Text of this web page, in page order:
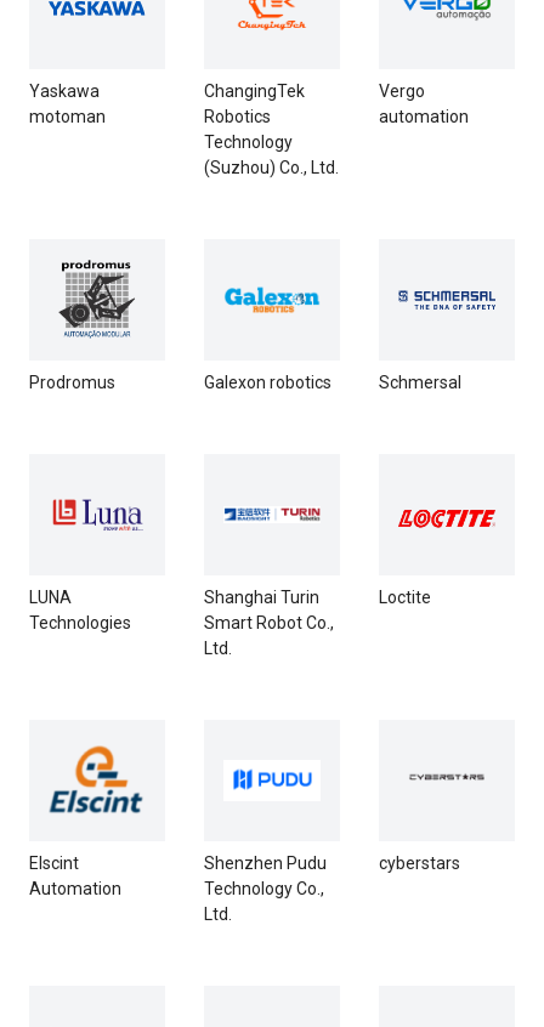
Yaskawa
motoman
ChangingTek
Robotics
Technology
(Suzhou) Co., Ltd.
Vergo
automation
Prodromus Galexon robotics Schmersal
LUNA
Technologies
Shanghai Turin
Smart Robot Co.,
Ltd.
Loctite
Elscint
Automation
Shenzhen Pudu
Technology Co.,
Ltd.
cyberstars